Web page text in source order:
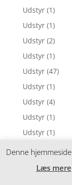
Udstyr (1)
Udstyr (1)
Udstyr (2)
Udstyr (1)
Udstyr (47)
Udstyr (1)
Udstyr (4)
Udstyr (1)
Udstyr (1)
Udstyr
Denne
Læs mere